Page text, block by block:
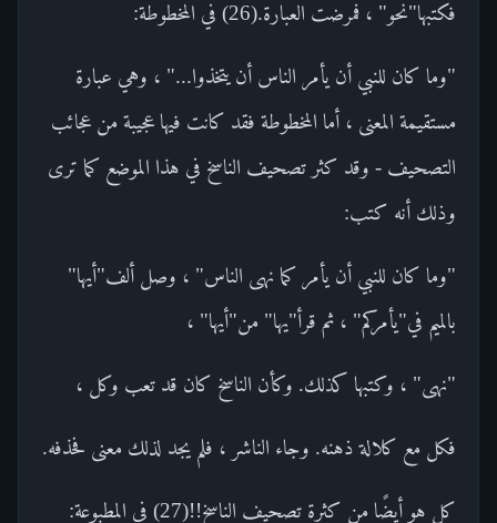
فكتبها"نحو" ، فمرضت العبارة.(26) في المخطوطة:
"وما كان للنبي أن يأمر الناس أن يتخذوا..." ، وهي عبارة
مستقيمة المعنى ، أما المخطوطة فقد كانت فيها عجيبة من عجائب
التصحيف - وقد كثر تصحيف الناسخ في هذا الموضع كما ترى
وذلك أنه كتب:
"وما كان للنبي أن يأمر كما نهى الناس" ، وصل ألف"أيها"
بالميم في"يأمركم" ، ثم قرأ"يها" من"أيها" ،
"نهى" ، وكتبها كذلك. وكأن الناسخ كان قد تعب وكل ،
فكل مع كلالة ذهنه. وجاء الناشر ، فلم يجد لذلك معنى فحذفه.
كل هو أيضًا من كثرة تصحيف الناسخ!!(27) في المطبوعة: